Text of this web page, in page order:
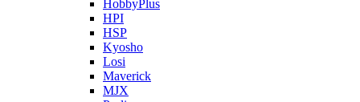
HobbyPlus
HPI
HSP
Kyosho
Losi
Maverick
MJX